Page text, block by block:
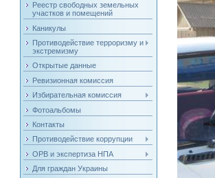
Реестр свободных земельных
участков и помещений
Каникулы
Противодействие терроризму и
экстремизму
Открытые данные
Ревизионная комиссия
Избирательная комиссия
Фотоальбомы
Контакты
Противодействие коррупции
ОРВ и экспертиза НПА
Для граждан Украины